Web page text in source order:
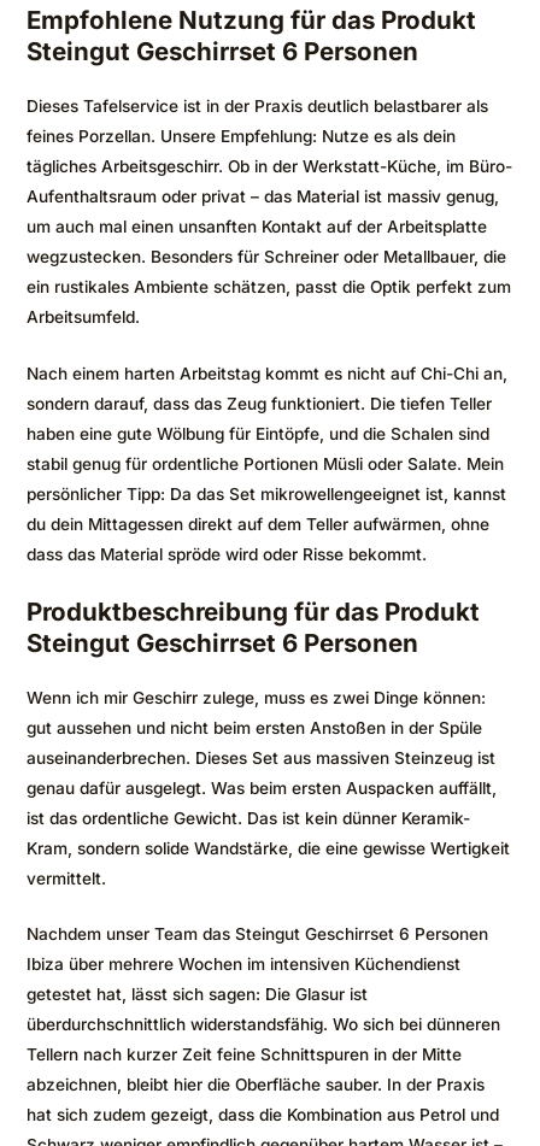
Empfohlene Nutzung für das Produkt
Steingut Geschirrset 6 Personen
Dieses Tafelservice ist in der Praxis deutlich belastbarer als
feines Porzellan. Unsere Empfehlung: Nutze es als dein
tägliches Arbeitsgeschirr. Ob in der Werkstatt-Küche, im Büro-
Aufenthaltsraum oder privat – das Material ist massiv genug,
um auch mal einen unsanften Kontakt auf der Arbeitsplatte
wegzustecken. Besonders für Schreiner oder Metallbauer, die
ein rustikales Ambiente schätzen, passt die Optik perfekt zum
Arbeitsumfeld.
Nach einem harten Arbeitstag kommt es nicht auf Chi-Chi an,
sondern darauf, dass das Zeug funktioniert. Die tiefen Teller
haben eine gute Wölbung für Eintöpfe, und die Schalen sind
stabil genug für ordentliche Portionen Müsli oder Salate. Mein
persönlicher Tipp: Da das Set mikrowellengeeignet ist, kannst
du dein Mittagessen direkt auf dem Teller aufwärmen, ohne
dass das Material spröde wird oder Risse bekommt.
Produktbeschreibung für das Produkt
Steingut Geschirrset 6 Personen
Wenn ich mir Geschirr zulege, muss es zwei Dinge können:
gut aussehen und nicht beim ersten Anstoßen in der Spüle
auseinanderbrechen. Dieses Set aus massiven Steinzeug ist
genau dafür ausgelegt. Was beim ersten Auspacken auffällt,
ist das ordentliche Gewicht. Das ist kein dünner Keramik-
Kram, sondern solide Wandstärke, die eine gewisse Wertigkeit
vermittelt.
Nachdem unser Team das Steingut Geschirrset 6 Personen
Ibiza über mehrere Wochen im intensiven Küchendienst
getestet hat, lässt sich sagen: Die Glasur ist
überdurchschnittlich widerstandsfähig. Wo sich bei dünneren
Tellern nach kurzer Zeit feine Schnittspuren in der Mitte
abzeichnen, bleibt hier die Oberfläche sauber. In der Praxis
hat sich zudem gezeigt, dass die Kombination aus Petrol und